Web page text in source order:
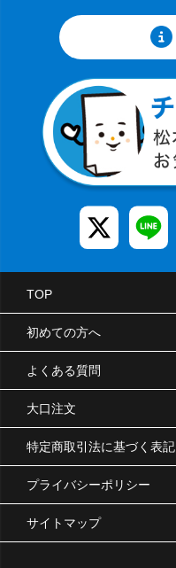
TOP
初めての方へ
よくある質問
大口注文
特定商取引法に基づく表記
プライバシーポリシー
サイトマップ